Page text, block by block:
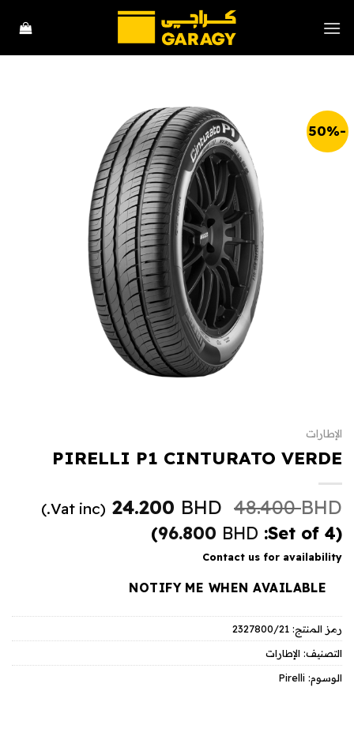
للمحتوى
-50%
الإطارات
PIRELLI P1 CINTURATO VERDE
48.400BHD
السعر
الأصلي
هو:
48.400 BHD.
24.200 BHD
السعر
الحالي
(Vat inc.)
(Set of 4:
96.800 BHD
)
Contact us for availability
NOTIFY ME WHEN AVAILABLE
رمز المنتج: 2327800/21
التصنيف: الإطارات
الوسوم: Pirelli